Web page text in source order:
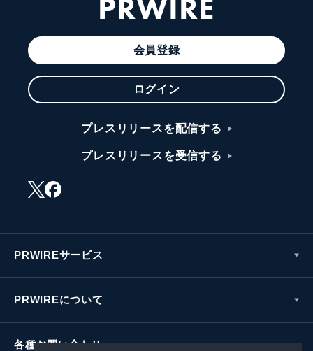
会員登録
ログイン
プレスリリースを配信する
プレスリリースを受信する
PRWIREサービス
PRWIREについて
各種お問い合わせ